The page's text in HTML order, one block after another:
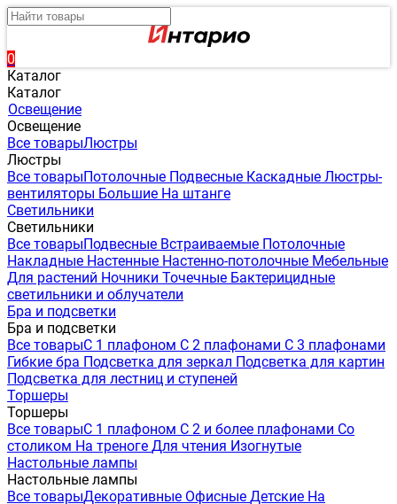
0
Каталог
Каталог
Освещение
Освещение
Все товарыЛюстры
Люстры
Все товарыПотолочные Подвесные Каскадные Люстры-
вентиляторы Большие На штанге
Светильники
Светильники
Все товарыПодвесные Встраиваемые Потолочные
Накладные Настенные Настенно-потолочные Мебельные
Для растений Ночники Точечные Бактерицидные
светильники и облучатели
Бра и подсветки
Бра и подсветки
Все товарыС 1 плафоном С 2 плафонами С 3 плафонами
Гибкие бра Подсветка для зеркал Подсветка для картин
Подсветка для лестниц и ступеней
Торшеры
Торшеры
Все товарыС 1 плафоном С 2 и более плафонами Со
столиком На треноге Для чтения Изогнутые
Настольные лампы
Настольные лампы
Все товарыДекоративные Офисные Детские На